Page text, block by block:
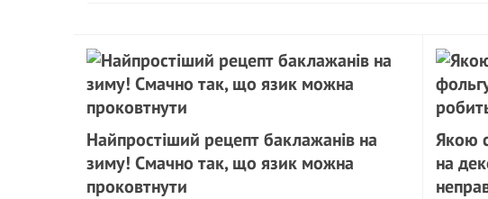
Найпростіший рецепт баклажанів на
зиму! Смачно так, що язик можна
проковтнути
Якою
на